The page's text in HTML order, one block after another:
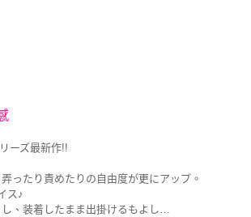
ーズ最新作!!
ったり責めたりの自由度が更にアップ。
ス♪
、装着したまま出掛けるもよし…